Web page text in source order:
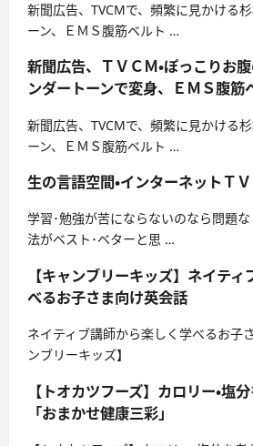
新聞広告、TVCMで、頻繁に見かける
ーン、ＥＭＳ腹筋ベルト …
新聞広告、ＴＶＣＭ・ぽっこりお
ンダートーンで変身、ＥＭＳ腹筋
新聞広告、TVCMで、頻繁に見かける
ーン、ＥＭＳ腹筋ベルト …
生の言語空間・インターネットＴＶ
学習･勉強が苦にならないのなら問題
法がベスト･ベターと思 …
【キャンブリーキッズ】ネイテ
べるお子さま向け英会話
ネイティブ講師から楽しく学べるお子
ンブリーキッズ】
【トオカツフーズ】カロリー・塩
「おまかせ健康三彩」